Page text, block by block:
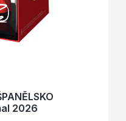
2026